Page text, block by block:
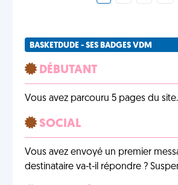
BASKETDUDE - SES BADGES VDM
DÉBUTANT
Vous avez parcouru 5 pages du
SOCIAL
Vous avez envoyé un premier
destinataire va-t-il répondre ?